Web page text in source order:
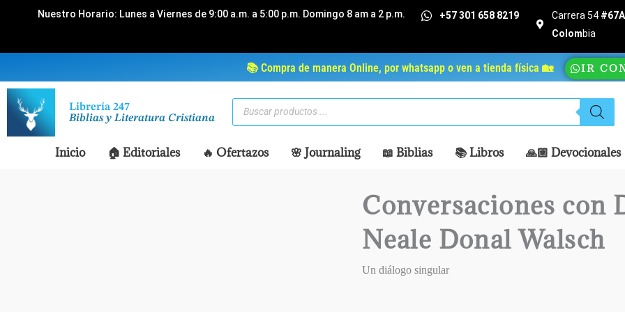
Nuestro Horario: Lunes a Viernes de 9:00 a.m. a 5:00 p.m. Domingo 8 am a 2 p.m. +57 301 658 8219 Carrera 54
Colombia
📚 Compra de manera Online, por whatsapp o ven a tienda física 🏡 IR
Librería 247
Biblias y Literatura Cristiana
Búsqueda
productos
Inicio 🏠 Editoriales 🔥 Ofertazos 🌸 Journaling 📖 Biblias 📚 Libros 🙏🏼 Devocionales
Conversaciones con
Neale Donal Walsch
Un diálogo singular